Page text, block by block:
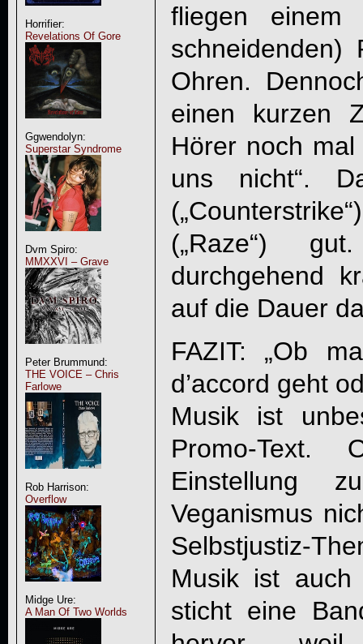
Horrifier:
Revelations Of Gore
Ggwendolyn:
Superstar Syndrome
Dvm Spiro:
MMXXVI – Grave
Peter Brummund:
THE VOICE – Chris
Farlowe
Rob Harrison:
Overflow
Midge Ure:
A Man Of Two Worlds
fliegen einem
Ohren.
einen kurzen
Hörer noch mal
uns nicht“.
(„Raze“)
durchgehend
auf die Dauer
FAZIT: „Ob
d’accord geht
Musik ist
Promo-
Einstellung
Veganismus
Selbstjustiz-
Musik ist auch
sticht eine